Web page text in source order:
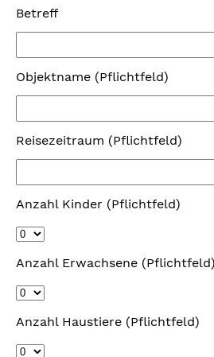
Betreff
Objektname (Pflichtfeld)
Reisezeitraum (Pflichtfeld)
Anzahl Kinder (Pflichtfeld)
Anzahl Erwachsene (Pflichtfeld)
Anzahl Haustiere (Pflichtfeld)